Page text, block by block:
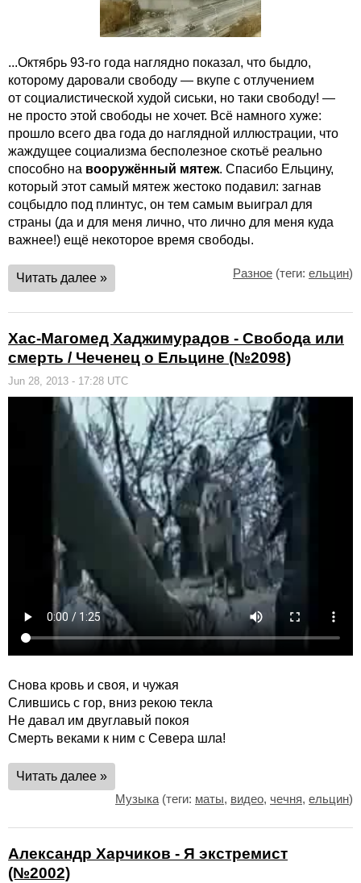
...Октябрь 93-го года наглядно показал, что быдло,
которому даровали свободу — вкупе с отлучением
от социалистической худой сиськи, но таки свободу! —
не просто этой свободы не хочет. Всё намного хуже:
прошло всего два года до наглядной иллюстрации, что
жаждущее социализма бесполезное скотьё реально
способно на вооружённый мятеж. Спасибо Ельцину,
который этот самый мятеж жестоко подавил: загнав
соцбыдло под плинтус, он тем самым выиграл для
страны (да и для меня лично, что лично для меня куда
важнее!) ещё некоторое время свободы.
Читать далее » Разное (теги: ельцин)
Хас-Магомед Хаджимурадов - Свобода или
смерть / Чеченец о Ельцине (№2098)
Jun 28, 2013 - 17:28 UTC
Снова кровь и своя, и чужая
Слившись с гор, вниз рекою текла
Не давал им двуглавый покоя
Смерть веками к ним с Севера шла!
Читать далее »
Музыка (теги: маты, видео, чечня, ельцин)
Александр Харчиков - Я экстремист
(№2002)